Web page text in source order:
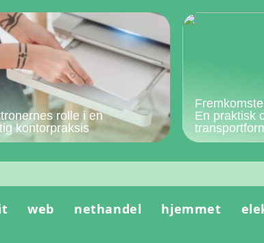
rolle i en
kontorpraksis
En praktisk
web nethandel hjemmet